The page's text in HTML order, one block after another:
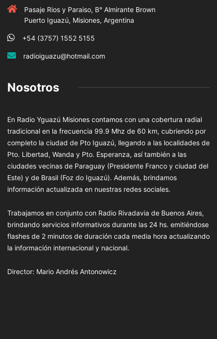
Pasaje Rios y Paraiso, B° Almirante Brown
Puerto Iguazú, Misiones, Argentina
+54 (3757) 1552 5155
radioiguazu@hotmail.com
Nosotros
En Radio Yguazú Misiones contamos con una cobertura radial
tradicional en la frecuencia 99.9 Mhz de 60 km, cubriendo por
completo la ciudad de Pto Iguazú, llegando a las localidades de
Pto. Libertad, Wanda y Pto. Esperanza, así también a las
ciudades vecinas de Paraguay (Presidente Franco y ciudad del
Este) y de Brasil (Foz do Iguazú). Además, brindamos
información actualizada en nuestras redes sociales.
Trabajamos en conjunto con Radio Rivadavia de Buenos Aires,
brindando servicios informativos durante las 24 hs. emitiéndose
flashes de 2 minutos de duración cada media hora actualizando
la información internacional y nacional.
Director: Mario Andrés Antonowicz